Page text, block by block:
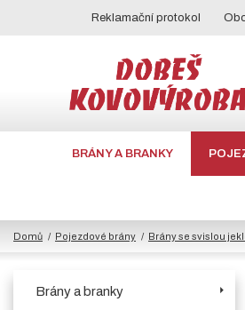
Reklamační protokol
BRÁNY A BRANKY
Domů Pojezdové brány Brány se svislou
Brány a branky